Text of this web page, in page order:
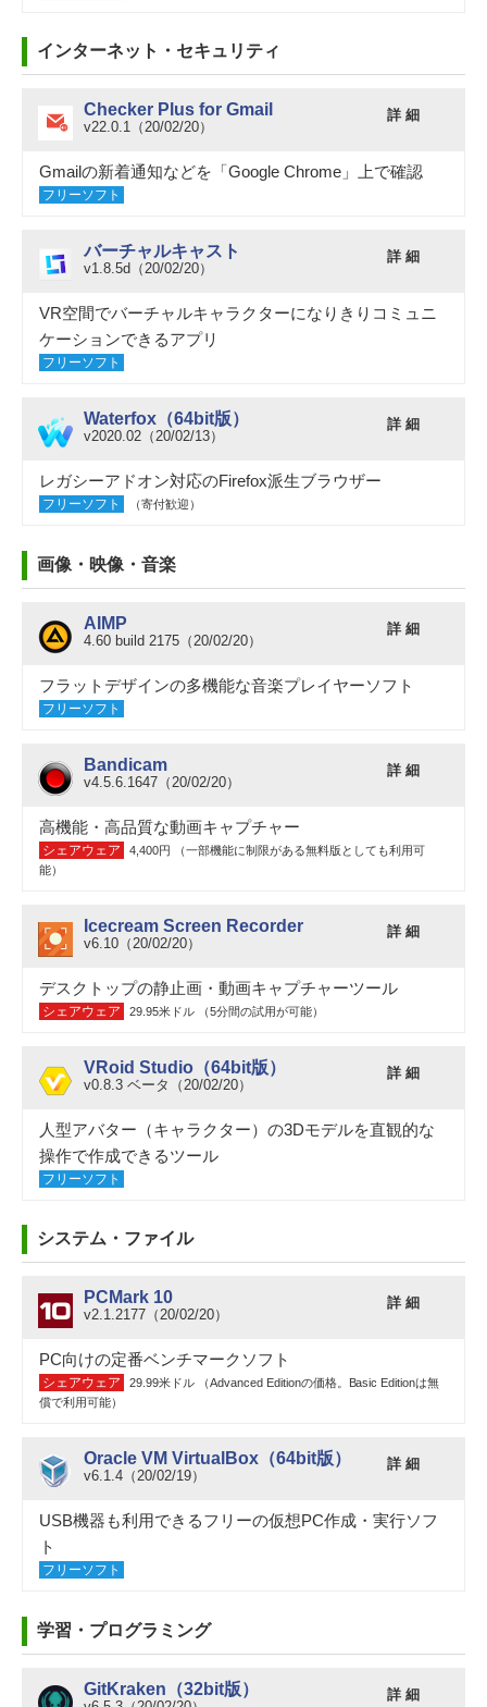
インターネット・セキュリティ
Checker Plus for Gmail
v22.0.1（20/02/20）
詳 細
Gmailの新着通知などを「Google Chrome」上で確認
フリーソフト
バーチャルキャスト
v1.8.5d（20/02/20）
詳 細
VR空間でバーチャルキャラクターになりきりコミュニ
ケーションできるアプリ
フリーソフト
Waterfox（64bit版）
v2020.02（20/02/13）
詳 細
レガシーアドオン対応のFirefox派生ブラウザー
フリーソフト （寄付歓迎）
画像・映像・音楽
AIMP
4.60 build 2175（20/02/20）
詳 細
フラットデザインの多機能な音楽プレイヤーソフト
フリーソフト
Bandicam
v4.5.6.1647（20/02/20）
詳 細
高機能・高品質な動画キャプチャー
シェアウェア
4,400円 （一部機能に制限がある無料版としても利用可
能）
Icecream Screen Recorder
v6.10（20/02/20）
詳 細
デスクトップの静止画・動画キャプチャーツール
シェアウェア 29.95米ドル （5分間の試用が可能）
VRoid Studio（64bit版）
v0.8.3 ベータ（20/02/20）
詳 細
人型アバター（キャラクター）の3Dモデルを直観的な
操作で作成できるツール
フリーソフト
システム・ファイル
PCMark 10
v2.1.2177（20/02/20）
詳 細
PC向けの定番ベンチマークソフト
シェアウェア
29.99米ドル （Advanced Editionの価格。Basic Editionは無
償で利用可能）
Oracle VM VirtualBox（64bit版）
v6.1.4（20/02/19）
詳 細
USB機器も利用できるフリーの仮想PC作成・実行ソフ
ト
フリーソフト
学習・プログラミング
GitKraken（32bit版） 詳 細